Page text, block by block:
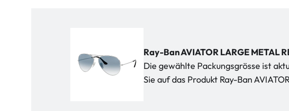
Ray-Ban AVIATOR LARGE METAL
Die gewählte Packungsgrösse ist
Sie auf das Produkt Ray-Ban